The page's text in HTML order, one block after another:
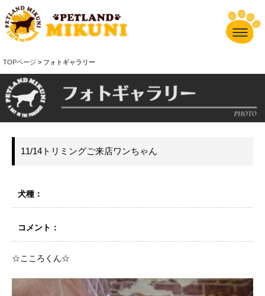
TOPページ > フォトギャラリー
11/14トリミングご来店ワンちゃん
犬種：
コメント：
☆こころくん☆